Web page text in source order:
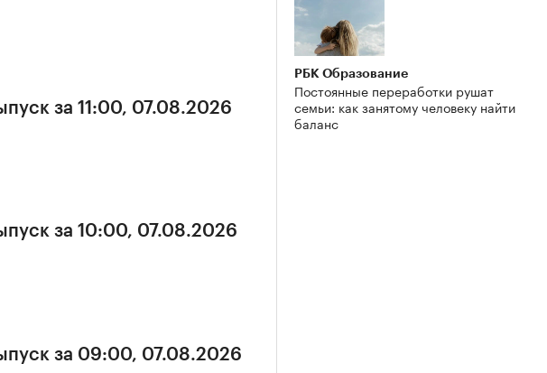
за 11:00, 07.08.2026
за 10:00, 07.08.2026
за 09:00, 07.08.2026
РБК Образование
Постоянные переработки рушат
семьи: как занятому человеку найти
баланс